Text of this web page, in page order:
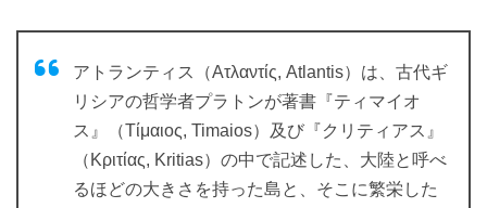
アトランティス（Ατλαντίς, Atlantis）は、古代ギ
リシアの哲学者プラトンが著書『ティマイオ
ス』（Тίμαιος, Timaios）及び『クリティアス』
（Κριτίας, Kritias）の中で記述した、大陸と呼べ
るほどの大きさを持った島と、そこに繁栄した